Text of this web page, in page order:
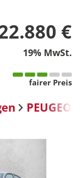
€
19% MwSt.
fairer Preis
PEUGEOT